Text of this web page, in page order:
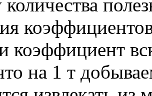
коэффициент
на 1 т